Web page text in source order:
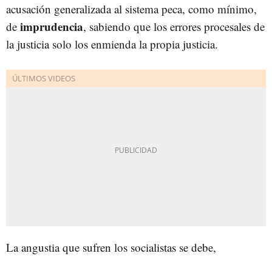
acusación generalizada al sistema peca, como mínimo,
de imprudencia, sabiendo que los errores procesales de
la justicia solo los enmienda la propia justicia.
La angustia que sufren los socialistas se debe,